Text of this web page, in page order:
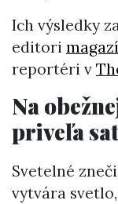
Ich výsledky
editori
reportéri v
Na
priveľa
Svetelné
vytvára